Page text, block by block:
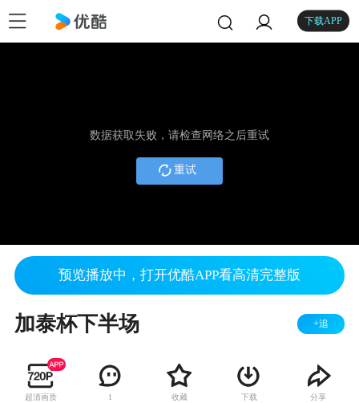
下载APP
数据获取失败，请检查网络之后重试
重试
预览播放中，打开优酷APP看高清完整版
加泰杯下半场 +追
超清画质 1 收藏 下载 分享